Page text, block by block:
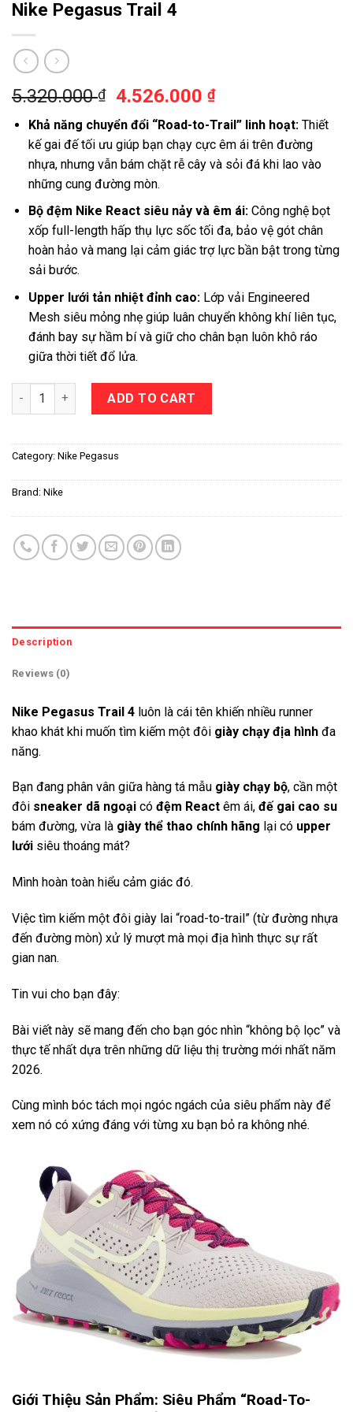
Nike Pegasus Trail 4
5.320.000₫ 4.526.000₫
Khả năng chuyển đổi “Road-to-Trail” linh hoạt:Thiết
kế gai đế tối ưu giúp bạn chạy cực êm ái trên đường
nhựa, nhưng vẫn bám chặt rễ cây và sỏi đá khi lao vào
những cung đường mòn.
Bộ đệm Nike React siêu nảy và êm ái:Công nghệ bọt
xốp full-length hấp thụ lực sốc tối đa, bảo vệ gót chân
hoàn hảo và mang lại cảm giác trợ lực bần bật trong từng
sải bước.
Upper lưới tản nhiệt đỉnh cao:Lớp vải Engineered
Mesh siêu mỏng nhẹ giúp luân chuyển không khí liên tục,
đánh bay sự hầm bí và giữ cho chân bạn luôn khô ráo
giữa thời tiết đổ lửa.
Nike Pegasus Trail 4 quantity
ADD TO CART
Category: Nike Pegasus
Brand: Nike
Description
Reviews (0)
Nike Pegasus Trail 4 luôn là cái tên khiến nhiều runner
khao khát khi muốn tìm kiếm một đôi giày chạy địa hình đa
năng.
Bạn đang phân vân giữa hàng tá mẫu giày chạy bộ, cần một
đôi sneaker dã ngoại có đệm React êm ái, đế gai cao su
bám đường, vừa là giày thể thao chính hãng lại có upper
lưới siêu thoáng mát?
Mình hoàn toàn hiểu cảm giác đó.
Việc tìm kiếm một đôi giày lai “road-to-trail” (từ đường nhựa
đến đường mòn) xử lý mượt mà mọi địa hình thực sự rất
gian nan.
Tin vui cho bạn đây:
Bài viết này sẽ mang đến cho bạn góc nhìn “không bộ lọc” và
thực tế nhất dựa trên những dữ liệu thị trường mới nhất năm
2026.
Cùng mình bóc tách mọi ngóc ngách của siêu phẩm này để
xem nó có xứng đáng với từng xu bạn bỏ ra không nhé.
Giới Thiệu Sản Phẩm: Siêu Phẩm “Road-To-